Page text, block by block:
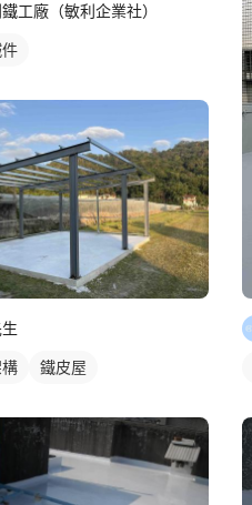
工廠（敏利企業社）
鐵皮屋